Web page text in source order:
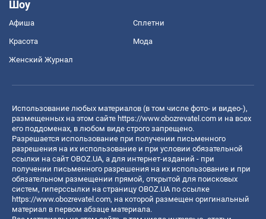
Шоу
Афиша Сплетни
Красота Мода
Женский Журнал
Использование любых материалов (в том числе фото- и видео-),
размещенных на этом сайте https://www.obozrevatel.com и на всех
его поддоменах, в любом виде строго запрещено.
Разрешается использование при получении письменного
разрешения на их использование и при условии обязательной
ссылки на сайт OBOZ.UA, а для интернет-изданий - при
получении письменного разрешения на их использование и при
обязательном размещении прямой, открытой для поисковых
систем, гиперссылки на страницу OBOZ.UA по ссылке
https://www.obozrevatel.com, на которой размещен оригинальный
материал в первом абзаце материала.